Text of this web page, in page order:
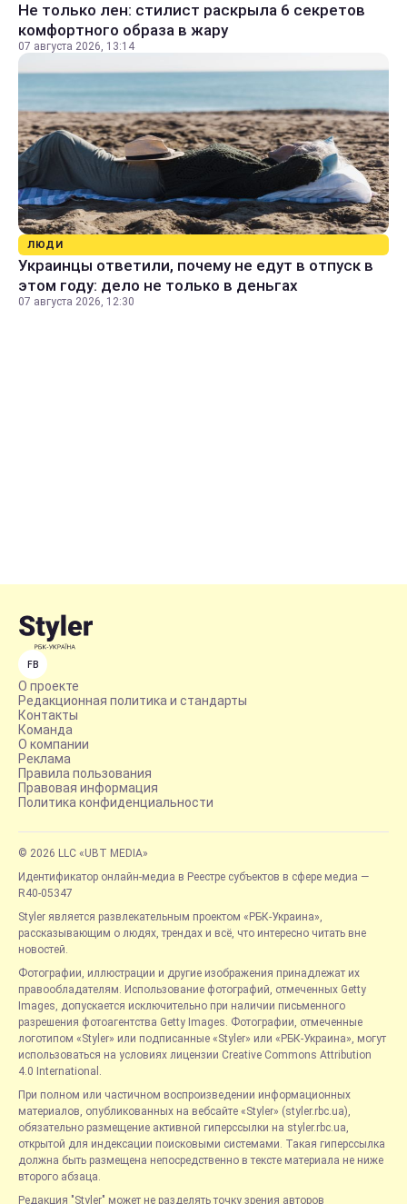
Не только лен: стилист раскрыла 6 секретов
комфортного образа в жару
07 августа 2026, 13:14
ЛЮДИ
Украинцы ответили, почему не едут в отпуск в
этом году: дело не только в деньгах
07 августа 2026, 12:30
FB
О проекте
Редакционная политика и стандарты
Контакты
Команда
О компании
Реклама
Правила пользования
Правовая информация
Политика конфиденциальности
© 2026 LLC «UBT MEDIA»
Идентификатор онлайн-медиа в Реестре субъектов в сфере медиа —
R40-05347
Styler является развлекательным проектом «РБК-Украина»,
рассказывающим о людях, трендах и всё, что интересно читать вне
новостей.
Фотографии, иллюстрации и другие изображения принадлежат их
правообладателям. Использование фотографий, отмеченных Getty
Images, допускается исключительно при наличии письменного
разрешения фотоагентства Getty Images. Фотографии, отмеченные
логотипом «Styler» или подписанные «Styler» или «РБК-Украина», могут
использоваться на условиях лицензии Creative Commons Attribution
4.0 International.
При полном или частичном воспроизведении информационных
материалов, опубликованных на вебсайте «Styler» (styler.rbc.ua),
обязательно размещение активной гиперссылки на styler.rbc.ua,
открытой для индексации поисковыми системами. Такая гиперссылка
должна быть размещена непосредственно в тексте материала не ниже
второго абзаца.
Редакция "Styler" может не разделять точку зрения авторов